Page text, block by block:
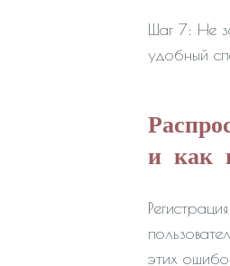
Шаг 7: Не
удобный
и как
этих